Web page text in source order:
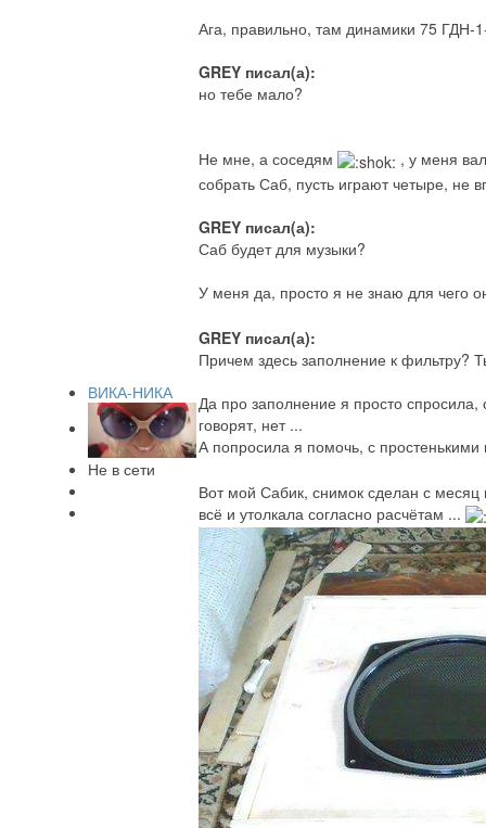
ВИКА-НИКА
Не в сети
Ага, правильно, там динамики 75 ГДН-
GREY писал(а):
но тебе мало?
Не мне, а соседям
, у меня
собрать Саб, пусть играют четыре, не
GREY писал(а):
Саб будет для музыки?
У меня да, просто я не знаю для чего
GREY писал(а):
Причем здесь заполнение к фильтру?
Да про заполнение я просто спросила,
говорят, нет ...
А попросила я помочь, с
Вот мой Сабик, снимок сделан с месяц
всё и утолкала согласно расчётам ...